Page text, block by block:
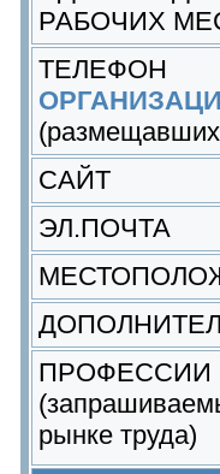
РАБОЧИХ
ТЕЛЕФОН
(размещавших
САЙТ
ЭЛ.ПОЧТА
ПРОФЕССИИ
рынке труда)